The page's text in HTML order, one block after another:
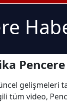
gelişmeleri
tüm video,